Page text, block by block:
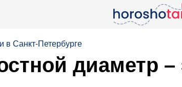
в Санкт-Петербурге
диаметр –